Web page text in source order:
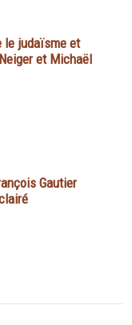
le judaïsme et
et Michaël
Gautier